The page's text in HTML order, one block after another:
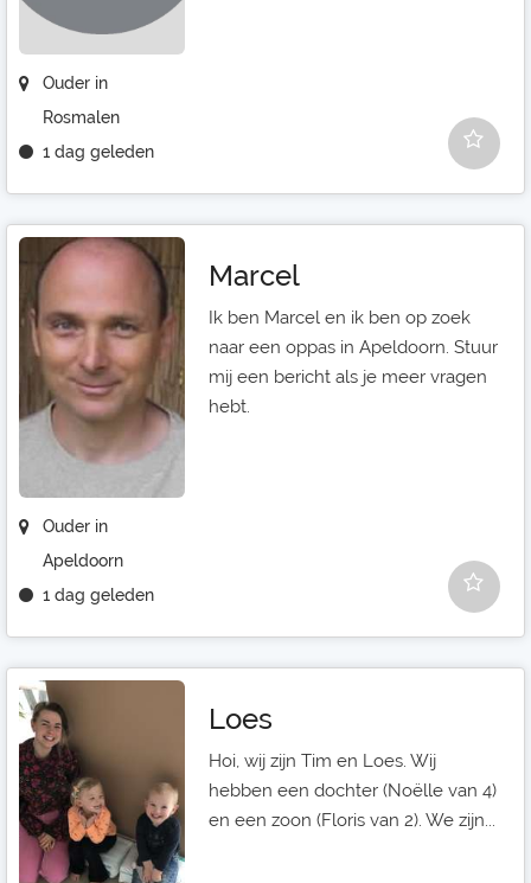
Ouder in
Rosmalen
1 dag geleden
Ouder in
Apeldoorn
1 dag geleden
Marcel
Ik ben Marcel en ik ben op zoek
naar een oppas in Apeldoorn. Stuur
mij een bericht als je meer vragen
hebt.
Loes
Hoi, wij zijn Tim en Loes. Wij
hebben een dochter (Noëlle van 4)
en een zoon (Floris van 2). We zijn...